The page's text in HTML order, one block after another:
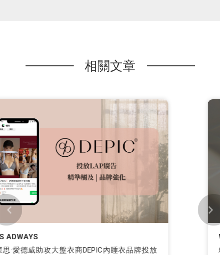
相關文章
WENK MEDIA 維肯媒體
精品品牌：運用LINE LAP CPF與POINTS CPF打造